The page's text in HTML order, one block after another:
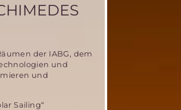
der IABG, dem
und
und
Sailing“